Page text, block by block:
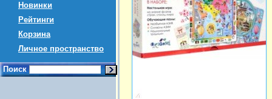
Новинки
Рейтинги
Корзина
Личное пространство
Поиск